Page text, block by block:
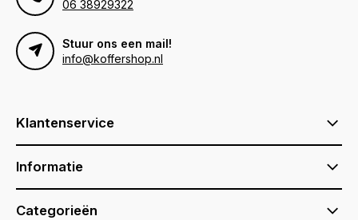
06 38929322
Stuur ons een mail!
info@koffershop.nl
Klantenservice
Informatie
Categorieën